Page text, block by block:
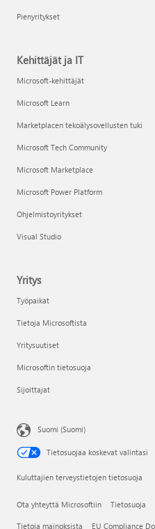
Pienyritykset
Kehittäjät ja IT
Microsoft-kehittäjät
Microsoft Learn
Marketplacen tekoälysovellusten tuki
Microsoft Tech Community
Microsoft Marketplace
Microsoft Power Platform
Ohjelmistoyritykset
Visual Studio
Yritys
Työpaikat
Tietoja Microsoftista
Yritysuutiset
Microsoftin tietosuoja
Sijoittajat
Suomi (Suomi)
Tietosuojaa koskevat valintasi
Kuluttajien terveystietojen tietosuoja
Ota yhteyttä Microsoftiin Tietosuoja
Tietoja mainoksista EU Compliance